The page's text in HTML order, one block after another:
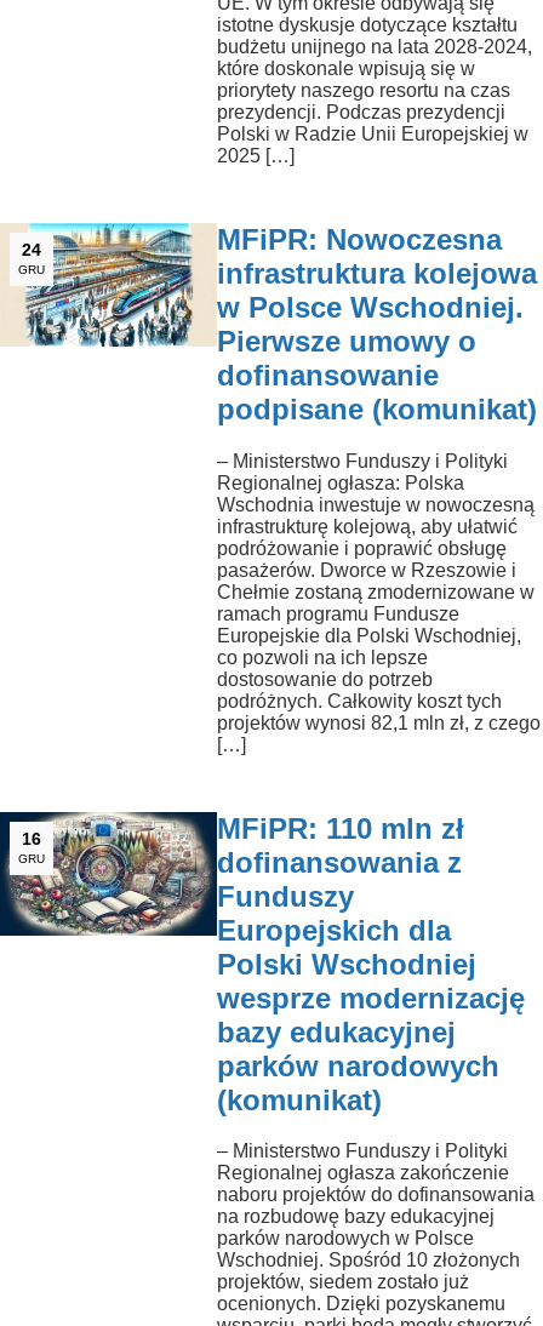
istotne dyskusje dotyczące kształtu
budżetu unijnego na lata 2028-2024,
które doskonale wpisują się w
priorytety naszego resortu na czas
prezydencji. Podczas prezydencji
Polski w Radzie Unii Europejskiej w
2025 […]
24
GRU
MFiPR: Nowoczesna
infrastruktura kolejowa
w Polsce Wschodniej.
Pierwsze umowy o
dofinansowanie
podpisane (komunikat)
– Ministerstwo Funduszy i Polityki
Regionalnej ogłasza: Polska
Wschodnia inwestuje w nowoczesną
infrastrukturę kolejową, aby ułatwić
podróżowanie i poprawić obsługę
pasażerów. Dworce w Rzeszowie i
Chełmie zostaną zmodernizowane w
ramach programu Fundusze
Europejskie dla Polski Wschodniej,
co pozwoli na ich lepsze
dostosowanie do potrzeb
podróżnych. Całkowity koszt tych
projektów wynosi 82,1 mln zł, z czego
[…]
16
GRU
MFiPR: 110 mln zł
dofinansowania z
Funduszy
Europejskich dla
Polski Wschodniej
wesprze modernizację
bazy edukacyjnej
parków narodowych
(komunikat)
– Ministerstwo Funduszy i Polityki
Regionalnej ogłasza zakończenie
naboru projektów do dofinansowania
na rozbudowę bazy edukacyjnej
parków narodowych w Polsce
Wschodniej. Spośród 10 złożonych
projektów, siedem zostało już
ocenionych. Dzięki pozyskanemu